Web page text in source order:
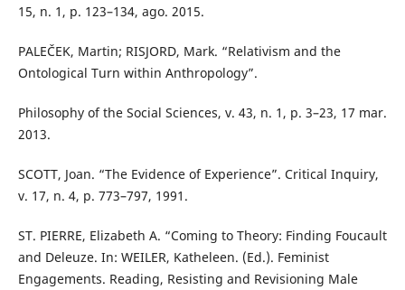
15, n. 1, p. 123–134, ago. 2015.
PALEČEK, Martin; RISJORD, Mark. “Relativism and the
Ontological Turn within Anthropology”.
Philosophy of the Social Sciences, v. 43, n. 1, p. 3–23, 17 mar.
2013.
SCOTT, Joan. “The Evidence of Experience”. Critical Inquiry,
v. 17, n. 4, p. 773–797, 1991.
ST. PIERRE, Elizabeth A. “Coming to Theory: Finding Foucault
and Deleuze. In: WEILER, Katheleen. (Ed.). Feminist
Engagements. Reading, Resisting and Revisioning Male